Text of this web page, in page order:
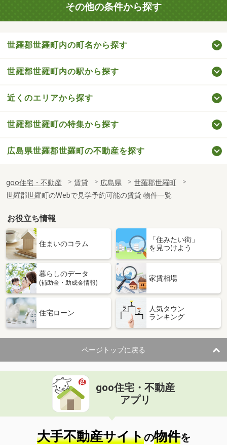
その他の条件から探す
世羅郡世羅町内の町名から探す
世羅郡世羅町内の駅から探す
近くのエリアから探す
世羅郡世羅町の特集から探す
広島県世羅郡世羅町の不動産を探す
goo住宅・不動産 賃貸 広島県
世羅郡世羅町
世羅郡世羅町のWebで見学予約可能の賃貸 物件一覧
お役立ち情報
住まいのコラム
「住みたい街」
を見つけよう
暮らしのデータ
(補助金・助成金情報)
家賃相場
住宅ローン
人気タウン
ランキング
ページトップに戻る
goo住宅・不動産
アプリ
大手不動産サイトの物件を